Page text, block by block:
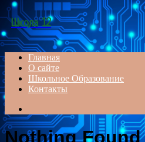
Menu
Школа 12
Главная
О сайте
Школьное Образование
Контакты
for
Nothing Found